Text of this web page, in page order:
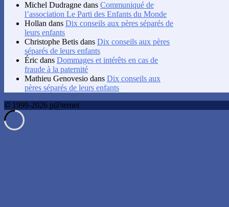
Michel Dudragne dans Communiqué de
l’association Le Parti des Enfants du Monde
Hollan dans Dix conseils aux pères séparés de
leurs enfants
Christophe Betis dans Dix conseils aux pères
séparés de leurs enfants
Éric dans Dommages et intérêts en cas de
fraude à la paternité
Mathieu Genovesio dans Dix conseils aux
pères séparés de leurs enfants
© 1999-2026 p@ternet